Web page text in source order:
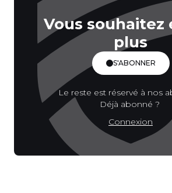
Vous souhaitez
plus
S'ABONNER
Le reste est réservé à nos
Déjà abonné ?
Connexion